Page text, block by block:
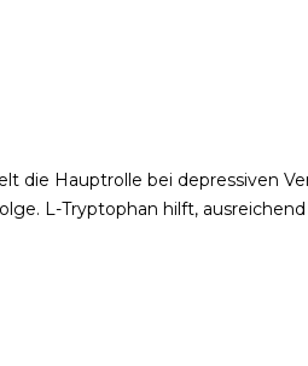
die Hauptrolle bei depressiven
L-Tryptophan hilft,